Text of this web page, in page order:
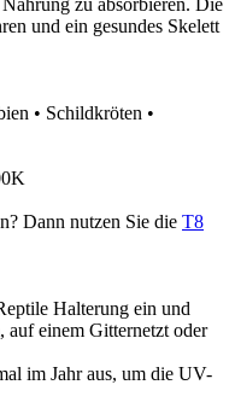
zu absorbieren. Die
und ein gesundes Skelett
• Schildkröten •
Dann nutzen Sie die T8
Halterung ein und
auf einem Gitternetzt oder
im Jahr aus, um die UV-